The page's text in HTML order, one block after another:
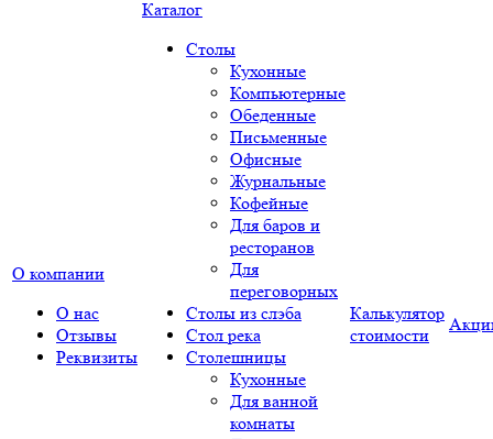
О компании
О нас
Отзывы
Реквизиты
Каталог
Столы
Кухонные
Компьютерные
Обеденные
Письменные
Офисные
Журнальные
Кофейные
Для баров и
ресторанов
Для
переговорных
Столы из слэба
Стол река
Столешницы
Кухонные
Для ванной
комнаты
Калькулятор
стоимости